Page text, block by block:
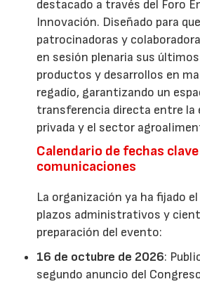
destacado a través del Foro
Innovación. Diseñado para
patrocinadoras y
en sesión plenaria sus
productos y desarrollos en
regadío, garantizando un
transferencia directa entre la
privada y el sector
Calendario de fechas
comunicaciones
La organización ya ha fijado
plazos administrativos y
preparación del evento:
16 de octubre de 2026:
segundo anuncio del